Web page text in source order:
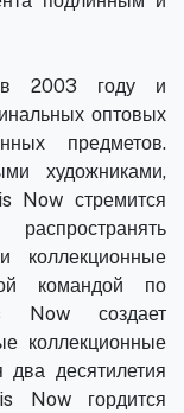
в 2003 году и
оптовых
предметов.
художниками,
Now стремится
коллекционные
командой по
Now создает
коллекционные
десятилетия
Now гордится